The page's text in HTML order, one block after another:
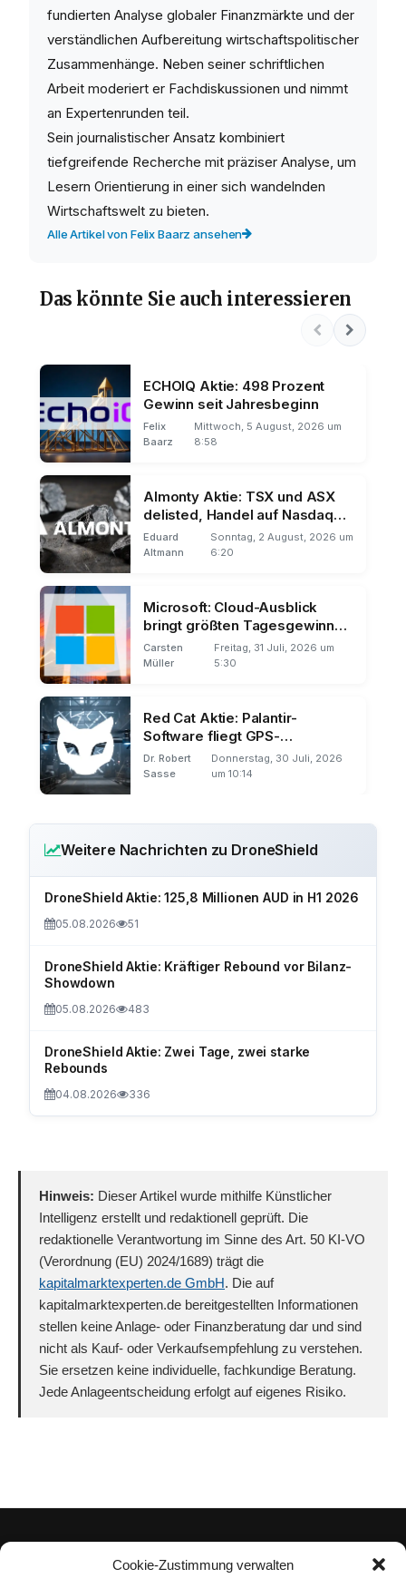
Cookie-Zustimmung verwalten
fundierten Analyse globaler Finanzmärkte und der
verständlichen Aufbereitung wirtschaftspolitischer
Zusammenhänge. Neben seiner schriftlichen
Arbeit moderiert er Fachdiskussionen und nimmt
an Expertenrunden teil.
Sein journalistischer Ansatz kombiniert
tiefgreifende Recherche mit präziser Analyse, um
Lesern Orientierung in einer sich wandelnden
Wirtschaftswelt zu bieten.
Alle Artikel von Felix Baarz ansehen
Das könnte Sie auch interessieren
ECHOIQ Aktie: 498 Prozent
Gewinn seit Jahresbeginn
Felix
Baarz
Mittwoch, 5 August, 2026 um
8:58
Almonty Aktie: TSX und ASX
delisted, Handel auf Nasdaq
und Frankfurt
Eduard
Altmann
Sonntag, 2 August, 2026 um
6:20
Microsoft: Cloud-Ausblick
bringt größten Tagesgewinn
der Börsengeschichte
Carsten
Müller
Freitag, 31 Juli, 2026 um
5:30
Red Cat Aktie: Palantir-
Software fliegt GPS-
unabhängig
Dr. Robert
Sasse
Donnerstag, 30 Juli, 2026
um 10:14
Weitere Nachrichten zu DroneShield
DroneShield Aktie: 125,8 Millionen AUD in H1 2026
05.08.2026 51
DroneShield Aktie: Kräftiger Rebound vor Bilanz-
Showdown
05.08.2026 483
DroneShield Aktie: Zwei Tage, zwei starke
Rebounds
04.08.2026 336
Hinweis: Dieser Artikel wurde mithilfe Künstlicher
Intelligenz erstellt und redaktionell geprüft. Die
redaktionelle Verantwortung im Sinne des Art. 50 KI-VO
(Verordnung (EU) 2024/1689) trägt die
kapitalmarktexperten.de GmbH. Die auf
kapitalmarktexperten.de bereitgestellten Informationen
stellen keine Anlage- oder Finanzberatung dar und sind
nicht als Kauf- oder Verkaufsempfehlung zu verstehen.
Sie ersetzen keine individuelle, fachkundige Beratung.
Jede Anlageentscheidung erfolgt auf eigenes Risiko.